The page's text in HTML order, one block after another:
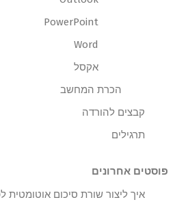
PowerPoint
Word
אקסל
הכרת המחשב
קבצים להורדה
תרגילים
פוסטים אחרונים
איך ליצור שורת סיכום